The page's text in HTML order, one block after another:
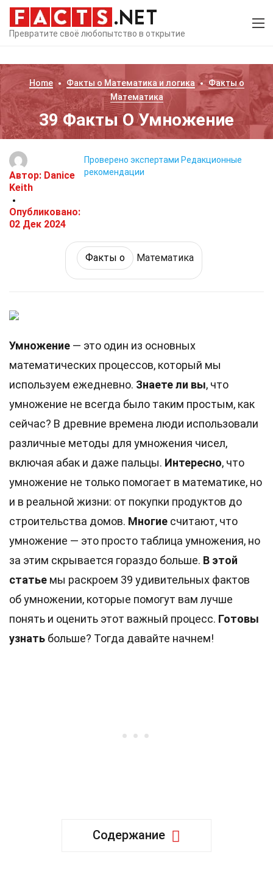
Превратите своё любопытство в открытие
Home Факты о Математика и логика
Факты о
Математика
39 Факты О Умножение
Автор: Danice
Keith
Опубликовано:
02 Дек 2024
Проверено экспертами Редакционные
рекомендации
Факты о Математика
Умножение — это один из основных
математических процессов, который мы
используем ежедневно. Знаете ли вы, что
умножение не всегда было таким простым, как
сейчас? В древние времена люди использовали
различные методы для умножения чисел,
включая абак и даже пальцы. Интересно, что
умножение не только помогает в математике, но
и в реальной жизни: от покупки продуктов до
строительства домов. Многие считают, что
умножение — это просто таблица умножения, но
за этим скрывается гораздо больше. В этой
статье мы раскроем 39 удивительных фактов
об умножении, которые помогут вам лучше
понять и оценить этот важный процесс. Готовы
узнать больше? Тогда давайте начнем!
Содержание